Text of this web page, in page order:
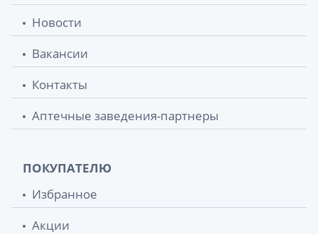
Новости
Вакансии
Контакты
Аптечные заведения-партнеры
ПОКУПАТЕЛЮ
Избранное
Акции